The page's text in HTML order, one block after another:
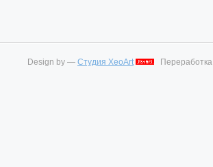
Design by — Студия XeoArt Переработка